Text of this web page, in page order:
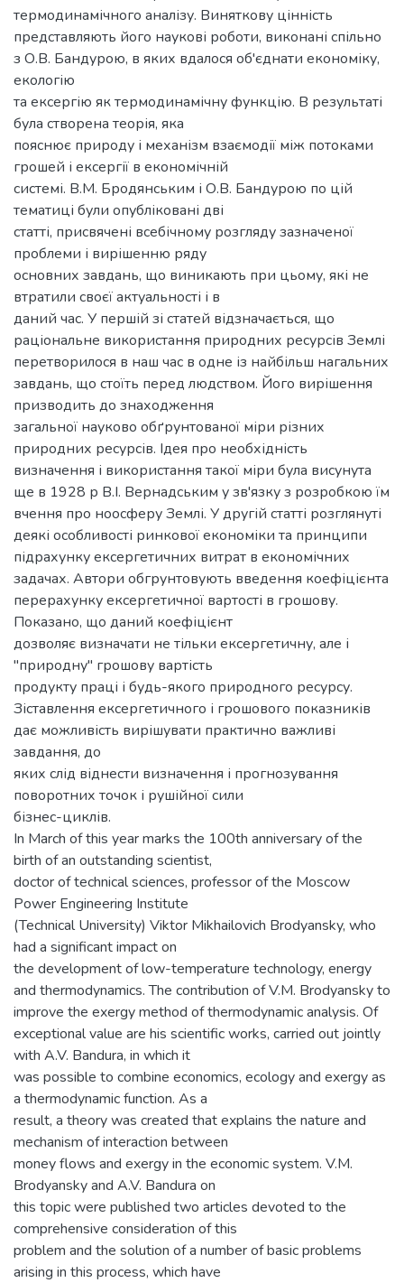
термодинамічного аналізу. Виняткову цінність
представляють його наукові роботи, виконані спільно
з О.В. Бандурою, в яких вдалося об'єднати економіку,
екологію
та ексергію як термодинамічну функцію. В результаті
була створена теорія, яка
пояснює природу і механізм взаємодії між потоками
грошей і ексергії в економічній
системі. В.М. Бродянським і О.В. Бандурою по цій
тематиці були опубліковані дві
статті, присвячені всебічному розгляду зазначеної
проблеми і вирішенню ряду
основних завдань, що виникають при цьому, які не
втратили своєї актуальності і в
даний час. У першій зі статей відзначається, що
раціональне використання природних ресурсів Землі
перетворилося в наш час в одне із найбільш нагальних
завдань, що стоїть перед людством. Його вирішення
призводить до знаходження
загальної науково обґрунтованої міри різних
природних ресурсів. Ідея про необхідність
визначення і використання такої міри була висунута
ще в 1928 р В.І. Вернадським у зв'язку з розробкою їм
вчення про ноосферу Землі. У другій статті розглянуті
деякі особливості ринкової економіки та принципи
підрахунку ексергетичних витрат в економічних
задачах. Автори обгрунтовують введення коефіцієнта
перерахунку ексергетичної вартості в грошову.
Показано, що даний коефіцієнт
дозволяє визначати не тільки ексергетичну, але і
"природну" грошову вартість
продукту праці і будь-якого природного ресурсу.
Зіставлення ексергетичного і грошового показників
дає можливість вирішувати практично важливі
завдання, до
яких слід віднести визначення і прогнозування
поворотних точок і рушійної сили
бізнес-циклів.
In March of this year marks the 100th anniversary of the
birth of an outstanding scientist,
doctor of technical sciences, professor of the Moscow
Power Engineering Institute
(Technical University) Viktor Mikhailovich Brodyansky, who
had a significant impact on
the development of low-temperature technology, energy
and thermodynamics. The contribution of V.M. Brodyansky to
improve the exergy method of thermodynamic analysis. Of
exceptional value are his scientific works, carried out jointly
with A.V. Bandura, in which it
was possible to combine economics, ecology and exergy as
a thermodynamic function. As a
result, a theory was created that explains the nature and
mechanism of interaction between
money flows and exergy in the economic system. V.M.
Brodyansky and A.V. Bandura on
this topic were published two articles devoted to the
comprehensive consideration of this
problem and the solution of a number of basic problems
arising in this process, which have